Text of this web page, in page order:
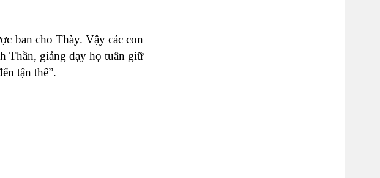
ban cho Thày. Vậy các con
Thần, giảng dạy họ tuân giữ
tận thế”.